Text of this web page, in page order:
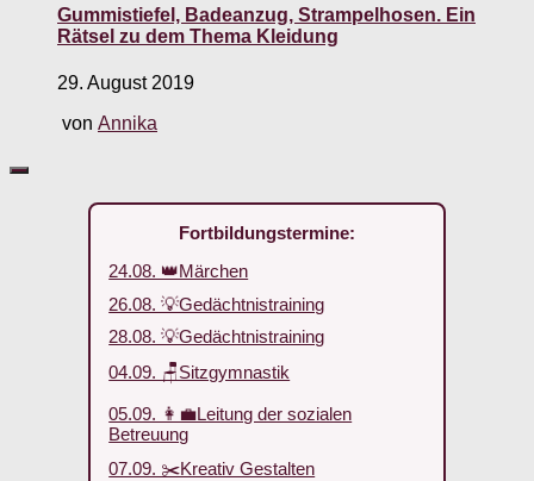
Gummistiefel, Badeanzug, Strampelhosen. Ein
Rätsel zu dem Thema Kleidung
29. August 2019
von Annika
Fortbildungstermine:
24.08. 👑Märchen
26.08. 💡Gedächtnistraining
28.08. 💡Gedächtnistraining
04.09. 🪑Sitzgymnastik
05.09. 👩‍💼Leitung der sozialen
Betreuung
07.09. ✂️Kreativ Gestalten